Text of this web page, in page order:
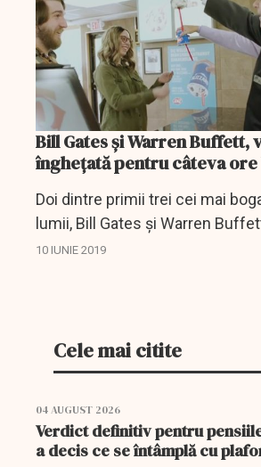
Bill Gates și Warren Buffett,
înghețată pentru câteva ore
Doi dintre primii trei cei mai
lumii, Bill Gates și Warren
treburile zilnice și, pentru
10 IUNIE 2019
Cele mai citite
04 AUGUST 2026
Verdict definitiv pentru
a decis ce se întâmplă cu